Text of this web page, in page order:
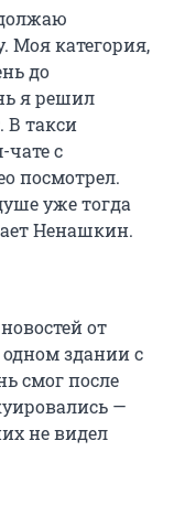
Моя категория,
до
я решил
В такси
с
посмотрел.
уже тогда
Ненашкин.
от
здании с
смог после
—
не видел